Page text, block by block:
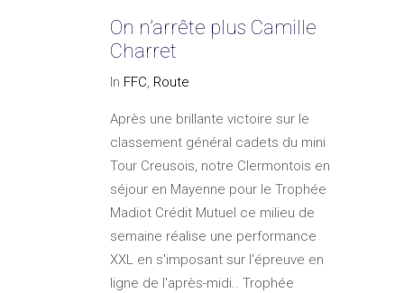
On n’arrête plus Camille
Charret
In FFC, Route
Après une brillante victoire sur le
classement général cadets du mini
Tour Creusois, notre Clermontois en
séjour en Mayenne pour le Trophée
Madiot Crédit Mutuel ce milieu de
semaine réalise une performance
XXL en s'imposant sur l'épreuve en
ligne de l'après-midi.. Trophée